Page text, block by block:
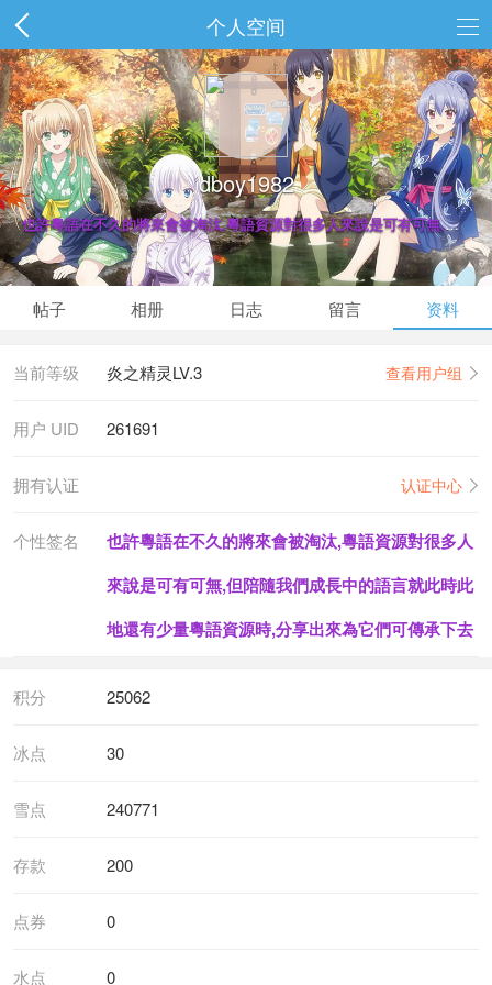
个人空间
dboy1982
也許粵語在不久的將來會被淘汰,粵語資源對很多人來說是可有可無,但陪隨我們成長中的語言就此時此地還有少量粵語資源時,分享出來為它們可傳承下去
帖子 相册 日志 留言 资料
当前等级 炎之精灵LV.3 查看用户组
用户 UID 261691
拥有认证 认证中心
个性签名
也許粵語在不久的將來會被淘汰,粵語資源對很多人
來說是可有可無,但陪隨我們成長中的語言就此時此
地還有少量粵語資源時,分享出來為它們可傳承下去
积分 25062
冰点 30
雪点 240771
存款 200
点券 0
水点 0